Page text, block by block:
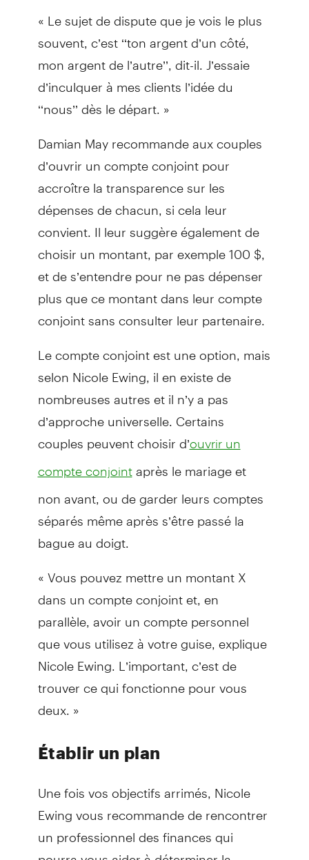
« Le sujet de dispute que je vois le plus
souvent, c’est ‘‘ton argent d’un côté,
mon argent de l’autre’’, dit-il. J’essaie
d’inculquer à mes clients l’idée du
‘‘nous’’ dès le départ. »
Damian May recommande aux couples
d’ouvrir un compte conjoint pour
accroître la transparence sur les
dépenses de chacun, si cela leur
convient. Il leur suggère également de
choisir un montant, par exemple 100 $,
et de s’entendre pour ne pas dépenser
plus que ce montant dans leur compte
conjoint sans consulter leur partenaire.
Le compte conjoint est une option, mais
selon Nicole Ewing, il en existe de
nombreuses autres et il n’y a pas
d’approche universelle. Certains
couples peuvent choisir d’ouvrir un
compte conjointaprès le mariage et
non avant, ou de garder leurs comptes
séparés même après s’être passé la
bague au doigt.
« Vous pouvez mettre un montant X
dans un compte conjoint et, en
parallèle, avoir un compte personnel
que vous utilisez à votre guise, explique
Nicole Ewing. L’important, c’est de
trouver ce qui fonctionne pour vous
deux. »
Établir un plan
Une fois vos objectifs arrimés, Nicole
Ewing vous recommande de rencontrer
un professionnel des finances qui
pourra vous aider à déterminer la